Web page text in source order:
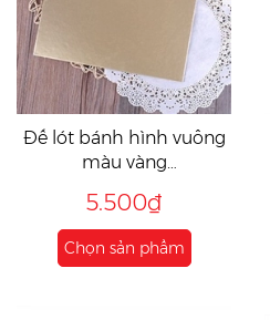
Đế lót bánh hình vuông
màu vàng
5.500₫
Chọn sản phẩm